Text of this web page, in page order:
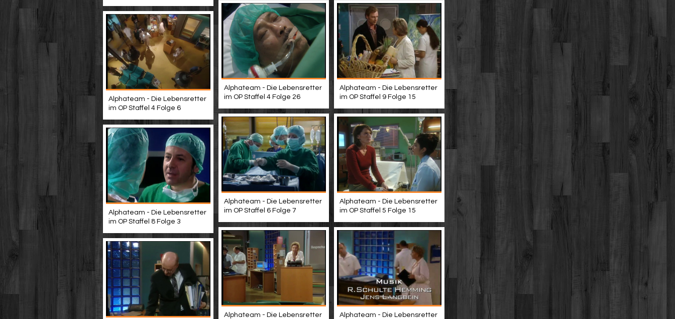
Alphateam - Die Lebensretter
im OP Staffel 4 Folge 26
Alphateam - Die Lebensretter
im OP Staffel 9 Folge 15
Alphateam - Die Lebensretter
im OP Staffel 4 Folge 6
Alphateam - Die Lebensretter
im OP Staffel 6 Folge 7
Alphateam - Die Lebensretter
im OP Staffel 5 Folge 15
Alphateam - Die Lebensretter
im OP Staffel 8 Folge 3
Alphateam - Die Lebensretter
Alphateam - Die Lebensretter